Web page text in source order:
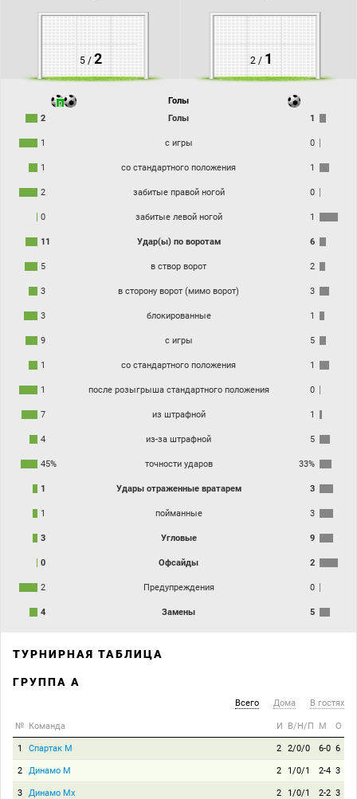
5 /2 2 / 1
Голы
2
Голы 1
1 с игры 0
1 со стандартного положения 1
2 забитые правой ногой 0
0 забитые левой ногой 1
11 Удар(ы) по воротам 6
5 в створ ворот 2
3 в сторону ворот (мимо ворот) 3
3 блокированные 1
9 с игры 5
1 со стандартного положения 1
1 после розыгрыша стандартного положения 0
7 из штрафной 1
4 из-за штрафной 5
45% точности ударов 33%
1 Удары отраженные вратарем 3
1 пойманные 3
3 Угловые 9
0 Офсайды 2
2 Предупреждения 0
4 Замены 5
ТУРНИРНАЯ ТАБЛИЦА
ГРУППА A
Всего Дома В гостях
№ Команда И В/Н/П М О
1 Спартак М 2 2/0/0 6-0 6
2 Динамо М 2 1/0/1 2-4 3
3 Динамо Мх 2 1/0/1 2-2 3